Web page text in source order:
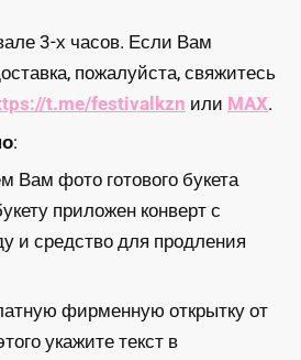
3-х часов. Если Вам
пожалуйста, свяжитесь
t.me/festivalkzn или MAX.
:
Вам фото готового букета
приложен конверт с
и средство для продления
фирменную открытку от
укажите текст в